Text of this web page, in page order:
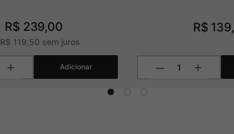
R$ 239,00
R$ 119 50 sem juros
Adicionar
R$ 139,